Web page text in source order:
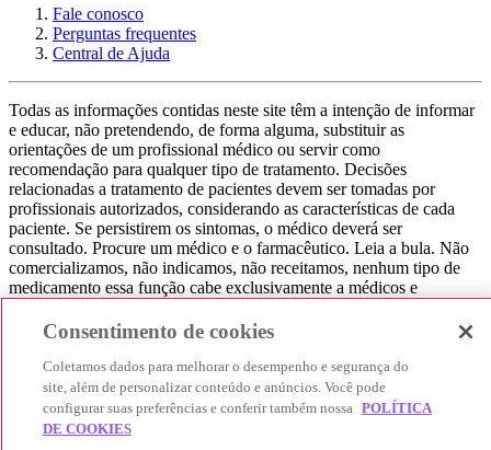
Fale conosco
Perguntas frequentes
Central de Ajuda
Todas as informações contidas neste site têm a intenção de informar
e educar, não pretendendo, de forma alguma, substituir as
orientações de um profissional médico ou servir como
recomendação para qualquer tipo de tratamento. Decisões
relacionadas a tratamento de pacientes devem ser tomadas por
profissionais autorizados, considerando as características de cada
paciente. Se persistirem os sintomas, o médico deverá ser
consultado. Procure um médico e o farmacêutico. Leia a bula. Não
comercializamos, não indicamos, não receitamos, nenhum tipo de
medicamento essa função cabe exclusivamente a médicos e
consultar seu médico. Não somos uma loja ou marketplace, ou seja,
que você encontre o preço mais barato, comparando os preços de
produtos farmacêuticos. Contribuímos e damos auxílio para que sua
experiência seja bem-sucedida, mas a finalização da compra
acontece nos sites das nossas lojas parceiras.
Consentimento de cookies
Coletamos dados para melhorar o desempenho e segurança do
site, além de personalizar conteúdo e anúncios. Você pode
configurar suas preferências e conferir também nossa POLÍTICA
DE COOKIES